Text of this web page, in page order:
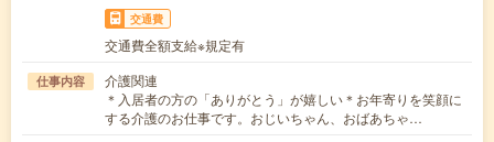
交通費
交通費全額支給※規定有
仕事内容
介護関連
＊入居者の方の「ありがとう」が嬉しい＊お年寄りを笑顔に
する介護のお仕事です。おじいちゃん、おばあちゃ…